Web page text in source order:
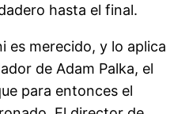
hasta el final.
es merecido, y lo aplica
de Adam Palka, el
para entonces el